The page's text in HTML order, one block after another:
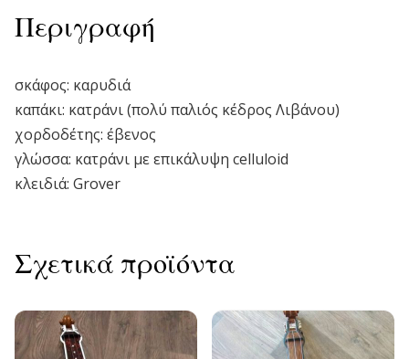
Περιγραφή
σκάφος: καρυδιά
καπάκι: κατράνι (πολύ παλιός κέδρος Λιβάνου)
χορδοδέτης: έβενος
γλώσσα: κατράνι με επικάλυψη celluloid
κλειδιά: Grover
Σχετικά προϊόντα